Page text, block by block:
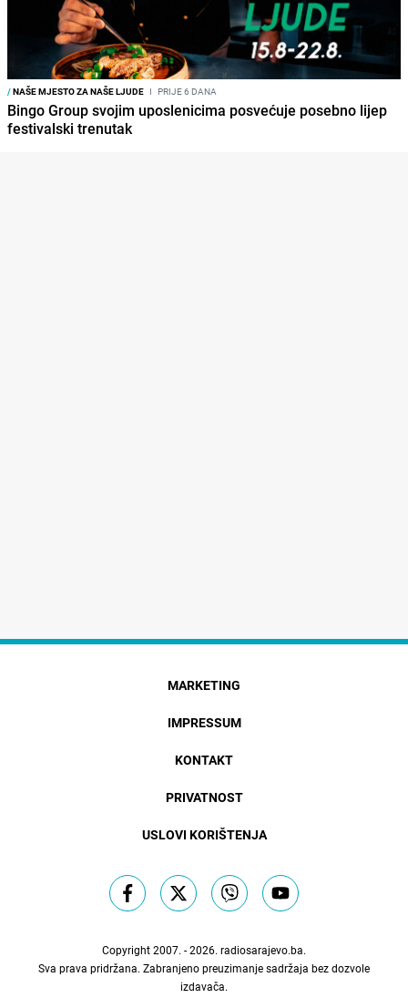
/NAŠE MJESTO ZA NAŠE LJUDE I PRIJE 6 DANA
Bingo Group svojim uposlenicima posvećuje posebno lijep
festivalski trenutak
MARKETING
IMPRESSUM
KONTAKT
PRIVATNOST
USLOVI KORIŠTENJA
Copyright 2007. - 2026. radiosarajevo.ba.
Sva prava pridržana. Zabranjeno preuzimanje sadržaja bez dozvole
izdavača.